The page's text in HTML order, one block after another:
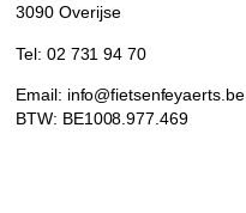
3090 Overijse
Tel: 02 731 94 70
Email: info@fietsenfeyaerts.be
BTW: BE1008.977.469